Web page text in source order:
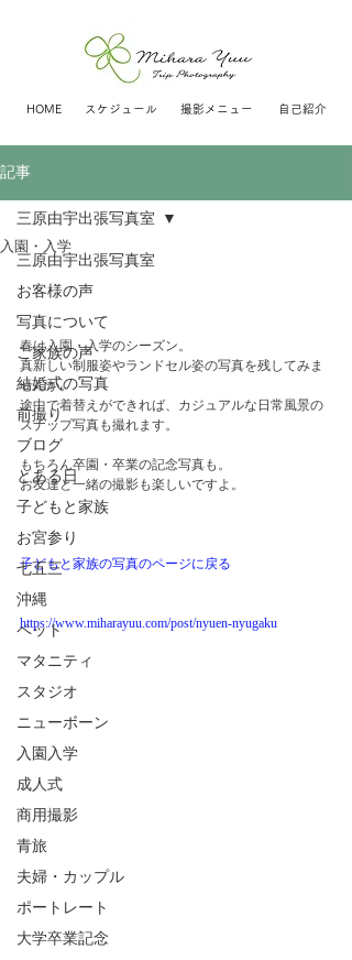
HOME スケジュール 撮影メニュー 自己紹介
記事
三原由宇出張写真室
お客様の声
写真について
ご家族の声
結婚式の写真
前撮り
ブログ
とある日
子どもと家族
お宮参り
七五三
沖縄
ペット
マタニティ
スタジオ
ニューボーン
入園入学
成人式
商用撮影
青旅
夫婦・カップル
ポートレート
大学卒業記念
三原由宇出張写真室
入園・入学
​
春は入園・入学のシーズン。
真新しい制服姿やランドセル姿の写真を残してみま
せんか。
途中で着替えができれば、カジュアルな日常風景の
スナップ写真も撮れます。
もちろん卒園・卒業の記念写真も。
お友達と一緒の撮影も楽しいですよ。
子どもと家族の写真のページに戻る
https://www.miharayuu.com/post/nyuen-nyugaku